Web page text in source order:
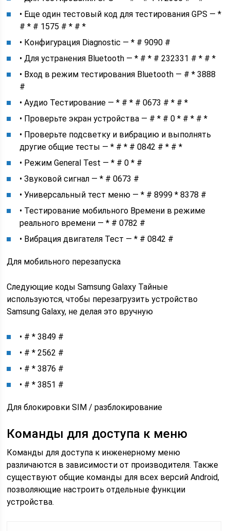
• Еще ​​один тестовый код для тестирования GPS — *
# * # 1575 # * # *
• Конфигурация Diagnostic — * # 9090 #
• Для устранения Bluetooth — * # * # 232331 # * # *
• Вход в режим тестирования Bluetooth — # * 3888
#
• Аудио Тестирование — * # * # 0673 # * # *
• Проверьте экран устройства — # * # 0 * # * # *
• Проверьте подсветку и вибрацию и выполнять
другие общие тесты — * # * # 0842 # * # *
• Режим General Test — * # 0 * #
• Звуковой сигнал — * # 0673 #
• Универсальный тест меню — * # 8999 * 8378 #
• Тестирование мобильного Времени в режиме
реального времени — * # 0782 #
• Вибрация двигателя Тест — * # 0842 #
Для мобильного перезапуска
Следующие коды Samsung Galaxy Тайные
используются, чтобы перезагрузить устройство
Samsung Galaxy, не делая это вручную
• # * 3849 #
• # * 2562 #
• # * 3876 #
• # * 3851 #
Для блокировки SIM / разблокирование
Команды для доступа к меню
Команды для доступа к инженерному меню
различаются в зависимости от производителя. Также
существуют общие команды для всех версий Android,
позволяющие настроить отдельные функции
устройства.